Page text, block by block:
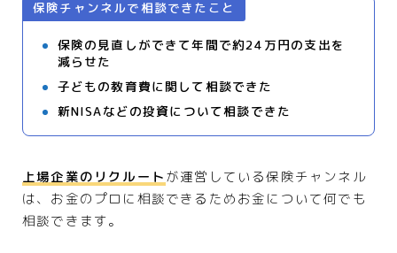
保険チャンネルで相談できたこと
保険の見直しができて年間で約24万円の支出を
減らせた
子どもの教育費に関して相談できた
新NISAなどの投資について相談できた
上場企業のリクルートが運営している保険チャンネル
は、お金のプロに相談できるためお金について何でも
相談できます。